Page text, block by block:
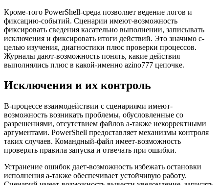
Кроме-того PowerShell-среда позволяет ведение логов и
фиксацию-событий. Сценарии имеют-возможность
фиксировать сведения касательно выполнении, записывать
исключения и фиксировать итоги действий. Это значимо с-
целью изучения, диагностики плюс проверки процессов.
Журналы дают-возможность понять, какие действия
выполнялись плюс в какой-именно azino777 цепочке.
Исключения и их контроль
В-процессе взаимодействии с сценариями имеют-
возможность возникать проблемы, обусловленные со
разрешениями, отсутствием файлов а-также некорректными
аргументами. PowerShell предоставляет механизмы контроля
таких случаев. Командный-файл имеет-возможность
проверять правила запуска и отвечать при ошибки.
Устранение ошибок дает-возможность избежать остановки
исполнения а-также обеспечивает устойчивую работу.